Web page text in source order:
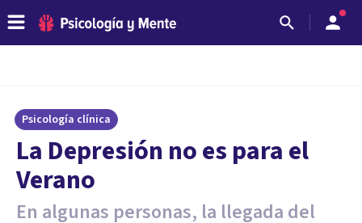
Psicología clínica
La Depresión no es para el
Verano
En algunas personas, la llegada del